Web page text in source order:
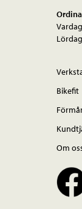
Bikefit
Om